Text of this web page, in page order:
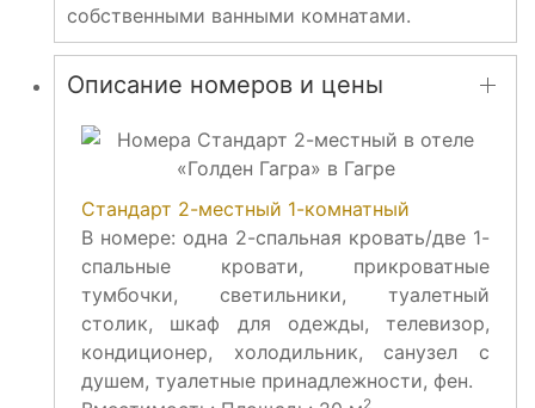
собственными ванными комнатами.
Описание номеров и цены
Стандарт 2-местный 1-комнатный
В номере: одна 2-спальная кровать/две 1-
спальные кровати, прикроватные
тумбочки, светильники, туалетный
столик, шкаф для одежды, телевизор,
кондиционер, холодильник, санузел с
душем, туалетные принадлежности, фен.
2